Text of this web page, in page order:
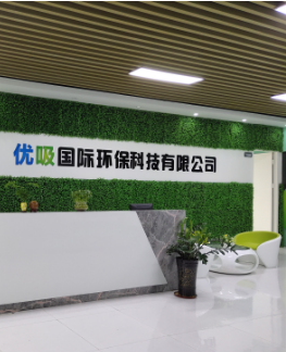
专利保护优势、双甲资质
企业（“室内环境净化治理
甲级施工资质”“室内环境
污染治理资质等级证
书”）、拥有多名高级《环
境工程高级工程师》室内
空气治理资格认证的治理
人员、掌握室内空气净化
治理实用技术和五项专利
技术、八项计算机软件著
作权登记证书等。研发实